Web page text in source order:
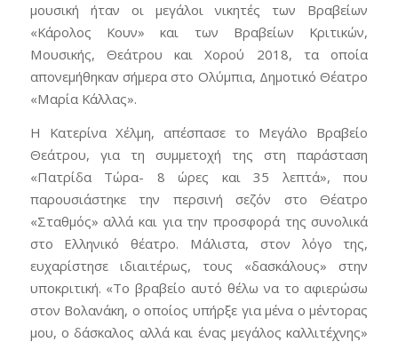
μουσική ήταν οι μεγάλοι νικητές των Βραβείων
«Κάρολος Κουν» και των Βραβείων Κριτικών,
Μουσικής, Θεάτρου και Χορού 2018, τα οποία
απονεμήθηκαν σήμερα στο Ολύμπια, Δημοτικό Θέατρο
«Μαρία Κάλλας».
Η Κατερίνα Χέλμη, απέσπασε το Μεγάλο Βραβείο
Θεάτρου, για τη συμμετοχή της στη παράσταση
«Πατρίδα Τώρα- 8 ώρες και 35 λεπτά», που
παρουσιάστηκε την περσινή σεζόν στο Θέατρο
«Σταθμός» αλλά και για την προσφορά της συνολικά
στο Ελληνικό θέατρο. Μάλιστα, στον λόγο της,
ευχαρίστησε ιδιαιτέρως, τους «δασκάλους» στην
υποκριτική. «Το βραβείο αυτό θέλω να το αφιερώσω
στον Βολανάκη, ο οποίος υπήρξε για μένα ο μέντορας
μου, ο δάσκαλος αλλά και ένας μεγάλος καλλιτέχνης»